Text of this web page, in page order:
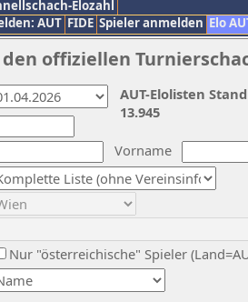
Elozahl
AUT FIDE Spieler anmelden Elo
offiziellen
Vorname
Nur "österreichische" Spieler
AUT-Elolisten
13.945